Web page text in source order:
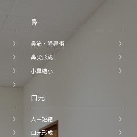
鼻
鼻筋・隆鼻術
鼻尖形成
小鼻縮小
口元
人中短縮
口元形成